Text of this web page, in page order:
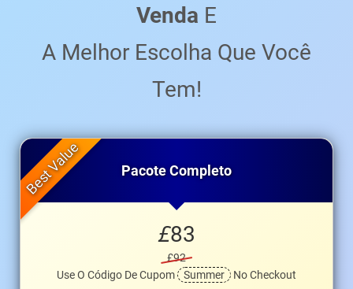
Venda E
A Melhor Escolha Que Você
Tem!
Pacote Completo
£83
£92
Use O Código De Cupom
Summer No Checkout